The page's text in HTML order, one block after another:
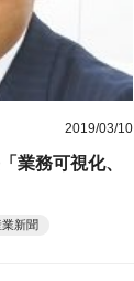
2019/03/10
業務可視化、
新聞